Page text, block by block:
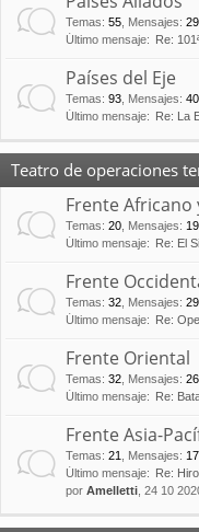
Temas: 55 Mensajes:
Último mensaje:
Re:
Países del Eje
Temas: 93 Mensajes:
Último mensaje:
Re: La
Teatro de operaciones
Frente
Temas: 20 Mensajes:
Último mensaje:
Re: El
Frente
Temas: 32 Mensajes:
Último mensaje:
Re:
Frente Oriental
Temas: 32 Mensajes:
Último mensaje:
Re:
Frente Asia-
Temas: 21 Mensajes:
Último mensaje:
Re:
por Amelletti , 24 10